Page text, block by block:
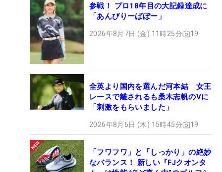
参戦！ プロ18年目の大記録達成に
「あんびりーばぼー」
2026年8月7日 (金) 11時25分 19
全英より国内を選んだ河本結 女王
レースで離されるも桑木志帆のVに
「刺激をもらいました」
2026年8月6日 (木) 15時45分 19
「フワフワ」と「しっかり」の絶妙
なバランス！ 新しい『FJクオンタ